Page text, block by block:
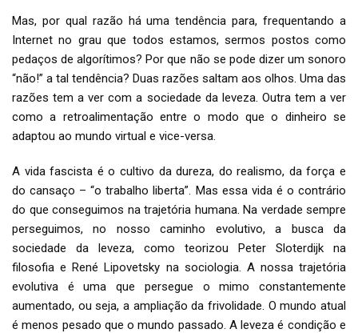
Mas, por qual razão há uma tendência para, frequentando a
Internet no grau que todos estamos, sermos postos como
pedaços de algorítimos? Por que não se pode dizer um sonoro
“não!” a tal tendência? Duas razões saltam aos olhos. Uma das
razões tem a ver com a sociedade da leveza. Outra tem a ver
como a retroalimentação entre o modo que o dinheiro se
adaptou ao mundo virtual e vice-versa.
A vida fascista é o cultivo da dureza, do realismo, da força e
do cansaço – “o trabalho liberta”. Mas essa vida é o contrário
do que conseguimos na trajetória humana. Na verdade sempre
perseguimos, no nosso caminho evolutivo, a busca da
sociedade da leveza, como teorizou Peter Sloterdijk na
filosofia e René Lipovetsky na sociologia. A nossa trajetória
evolutiva é uma que persegue o mimo constantemente
aumentado, ou seja, a ampliação da frivolidade. O mundo atual
é menos pesado que o mundo passado. A leveza é condição e